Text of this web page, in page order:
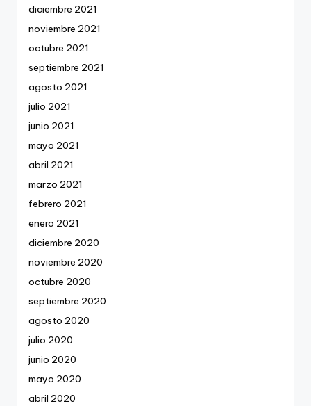
diciembre 2021
noviembre 2021
octubre 2021
septiembre 2021
agosto 2021
julio 2021
junio 2021
mayo 2021
abril 2021
marzo 2021
febrero 2021
enero 2021
diciembre 2020
noviembre 2020
octubre 2020
septiembre 2020
agosto 2020
julio 2020
junio 2020
mayo 2020
abril 2020